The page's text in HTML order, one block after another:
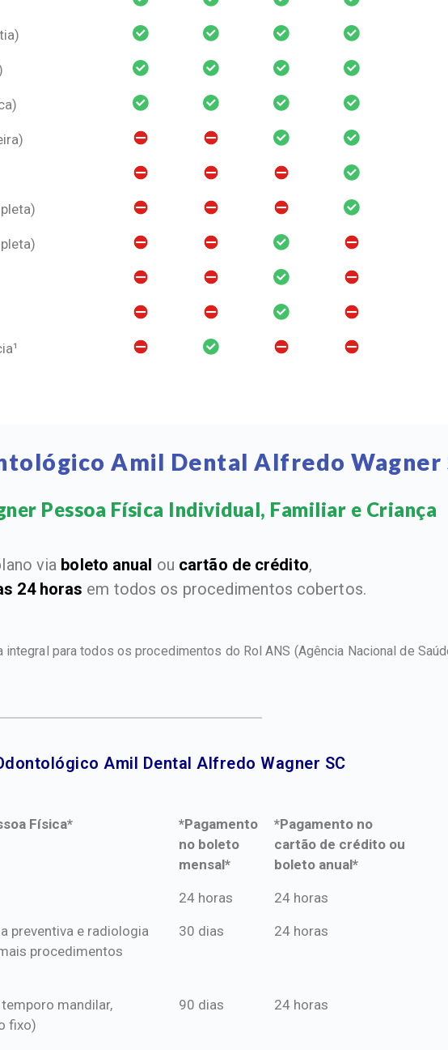
Amil Dental Alfredo Wagner
Pessoa Física Individual, Familiar e Criança​
via boleto anual ou cartão de crédito,
24 horas em todos os procedimentos cobertos.
para todos os procedimentos do Rol ANS (Agência Nacional de
Amil Dental Alfredo Wagner SC​
Física*
*Pagamento
no boleto
mensal*
*Pagamento no
cartão de crédito ou
boleto anual*
Física*
*Pagamento
mensal*
*Pagamento no
boleto anual*
24 horas 24 horas
preventiva e radiologia
procedimentos
30 dias 24 horas
mandilar,
fixo)
90 dias 24 horas